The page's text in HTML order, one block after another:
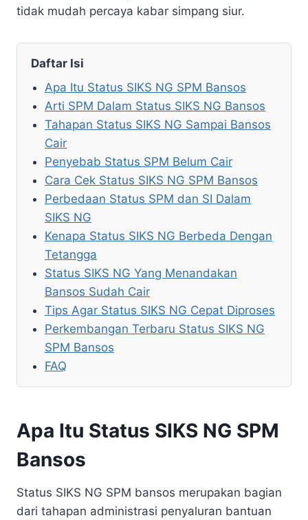
tidak mudah percaya kabar simpang siur.
Daftar Isi
Apa Itu Status SIKS NG SPM Bansos
Arti SPM Dalam Status SIKS NG Bansos
Tahapan Status SIKS NG Sampai Bansos
Cair
Penyebab Status SPM Belum Cair
Cara Cek Status SIKS NG SPM Bansos
Perbedaan Status SPM dan SI Dalam
SIKS NG
Kenapa Status SIKS NG Berbeda Dengan
Tetangga
Status SIKS NG Yang Menandakan
Bansos Sudah Cair
Tips Agar Status SIKS NG Cepat Diproses
Perkembangan Terbaru Status SIKS NG
SPM Bansos
FAQ
Apa Itu Status SIKS NG SPM
Bansos
Status SIKS NG SPM bansos merupakan bagian
dari tahapan administrasi penyaluran bantuan